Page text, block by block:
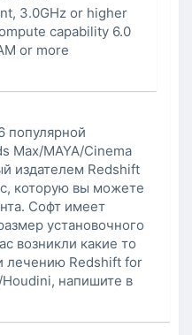
3.0GHz or higher
capability 6.0
or more
популярной
Max/MAYA/Cinema
издателем Redshift
которую вы можете
Софт имеет
установочного
возникли какие то
лечению Redshift for
напишите в